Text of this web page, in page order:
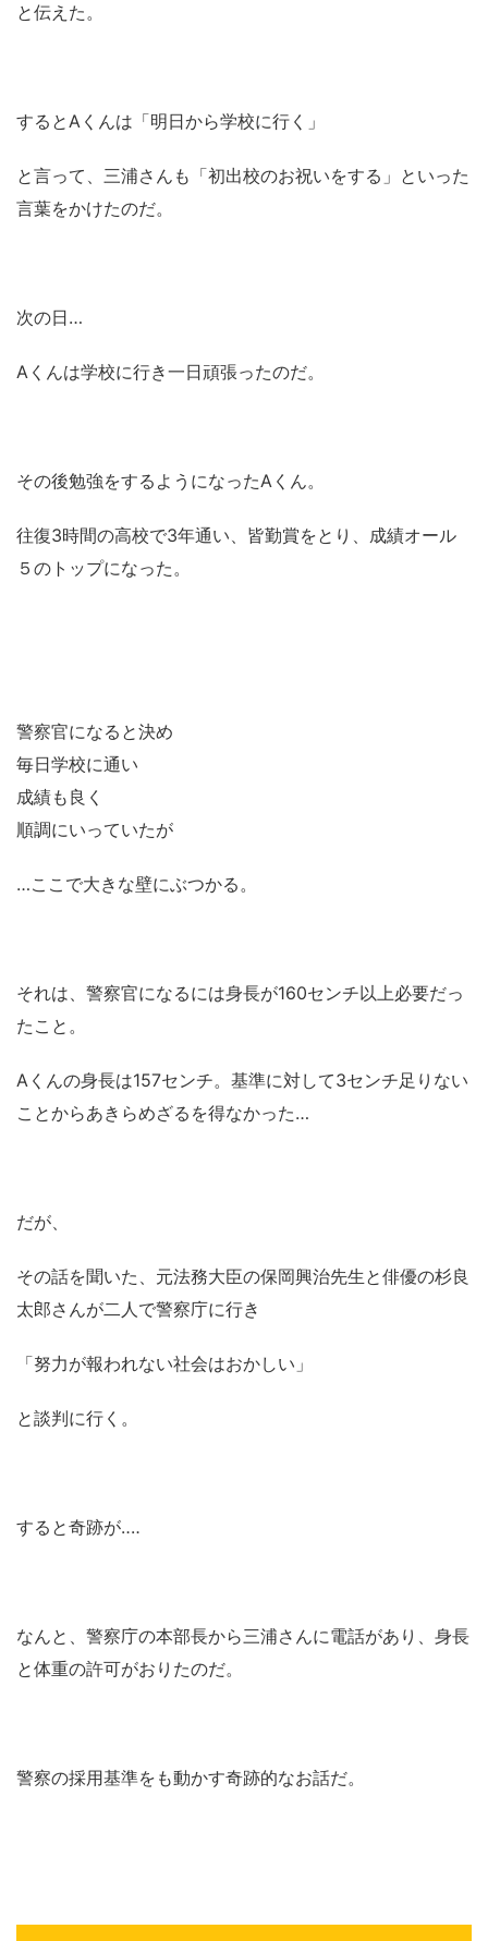
と伝えた。
するとAくんは「明日から学校に行く」
と言って、三浦さんも「初出校のお祝いをする」といった
言葉をかけたのだ。
次の日…
Aくんは学校に行き一日頑張ったのだ。
その後勉強をするようになったAくん。
往復3時間の高校で3年通い、皆勤賞をとり、成績オール
５のトップになった。
警察官になると決め
毎日学校に通い
成績も良く
順調にいっていたが
…ここで大きな壁にぶつかる。
それは、警察官になるには身長が160センチ以上必要だっ
たこと。
Aくんの身長は157センチ。基準に対して3センチ足りない
ことからあきらめざるを得なかった…
だが、
その話を聞いた、元法務大臣の保岡興治先生と俳優の杉良
太郎さんが二人で警察庁に行き
「努力が報われない社会はおかしい」
と談判に行く。
すると奇跡が‥‥
なんと、警察庁の本部長から三浦さんに電話があり、身長
と体重の許可がおりたのだ。
警察の採用基準をも動かす奇跡的なお話だ。